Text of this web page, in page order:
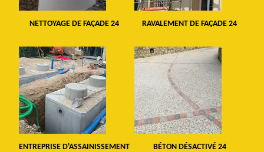
NETTOYAGE DE FAÇADE 24 RAVALEMENT DE FAÇADE 24
ENTREPRISE D'ASSAINISSEMENT BÉTON DÉSACTIVÉ 24